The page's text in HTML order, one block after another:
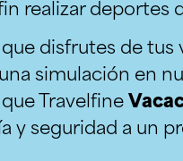
realizar deportes
disfrutes de tus
simulación en
Travelfine
y seguridad a un